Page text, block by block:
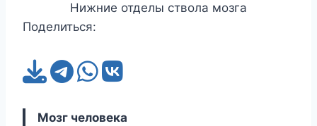
Нижние отделы ствола мозга
Поделиться:
Мозг человека